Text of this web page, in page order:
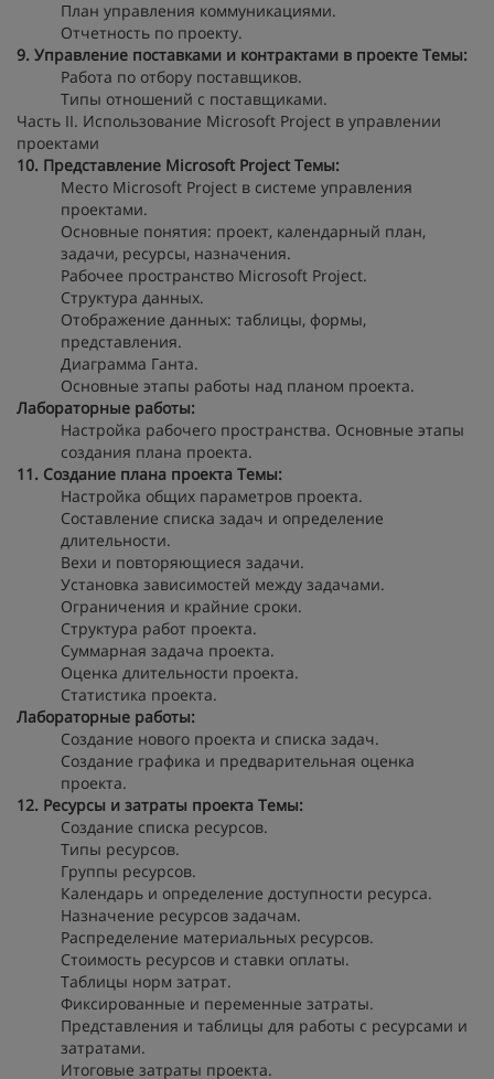
План управления коммуникациями.
Отчетность по проекту.
9. Управление поставками и контрактами в проекте Темы:
Работа по отбору поставщиков.
Типы отношений с поставщиками.
Часть II. Использование Microsoft Project в управлении
проектами
10. Представление Microsoft Project Темы:
Место Microsoft Project в системе управления
проектами.
Основные понятия: проект, календарный план,
задачи, ресурсы, назначения.
Рабочее пространство Microsoft Project.
Структура данных.
Отображение данных: таблицы, формы,
представления.
Диаграмма Ганта.
Основные этапы работы над планом проекта.
Лабораторные работы:
Настройка рабочего пространства. Основные этапы
создания плана проекта.
11. Создание плана проекта Темы:
Настройка общих параметров проекта.
Составление списка задач и определение
длительности.
Вехи и повторяющиеся задачи.
Установка зависимостей между задачами.
Ограничения и крайние сроки.
Структура работ проекта.
Суммарная задача проекта.
Оценка длительности проекта.
Статистика проекта.
Лабораторные работы:
Создание нового проекта и списка задач.
Создание графика и предварительная оценка
проекта.
12. Ресурсы и затраты проекта Темы:
Создание списка ресурсов.
Типы ресурсов.
Группы ресурсов.
Календарь и определение доступности ресурса.
Назначение ресурсов задачам.
Распределение материальных ресурсов.
Стоимость ресурсов и ставки оплаты.
Таблицы норм затрат.
Фиксированные и переменные затраты.
Представления и таблицы для работы с ресурсами и
затратами.
Итоговые затраты проекта.